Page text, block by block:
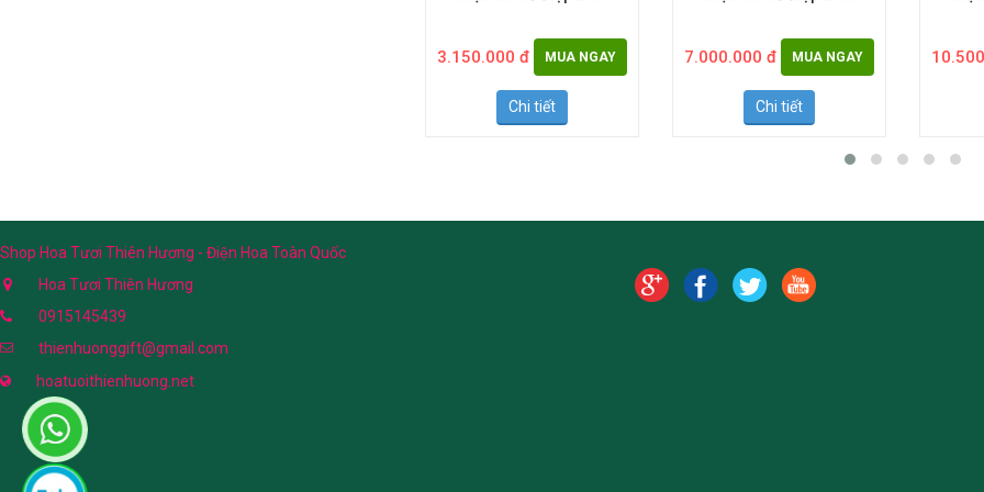
3.150.000 đ MUA NGAY
Chi tiết
7.000.000 đ MUA NGAY
Chi tiết
Shop Hoa Tươi Thiên Hương - Điện Hoa Toàn Quốc
Hoa Tươi Thiên Hương
0915145439
thienhuonggift@gmail.com
hoatuoithienhuong.net